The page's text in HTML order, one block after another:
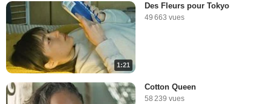
1:21
Des Fleurs pour Tokyo
49 663 vues
Cotton Queen
58 239 vues